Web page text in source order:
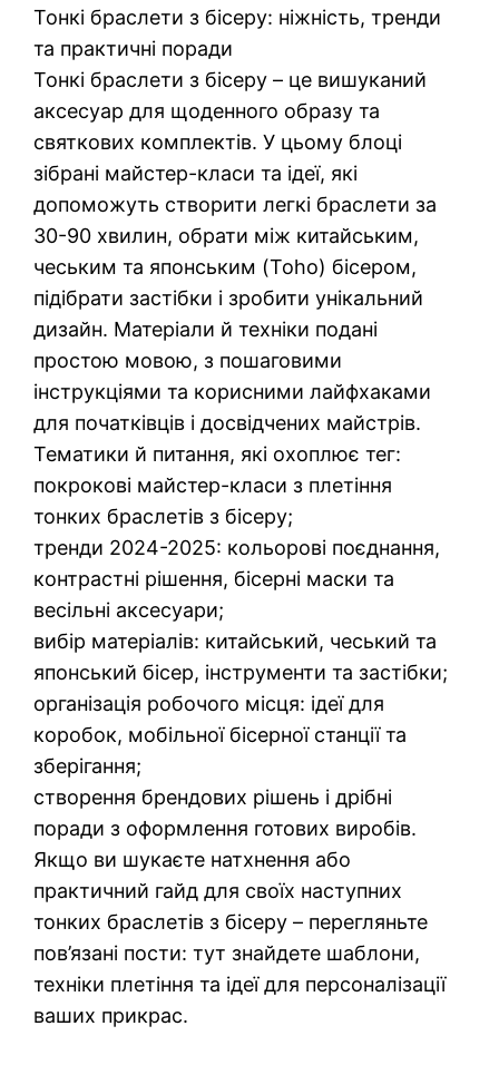
Тонкі браслети з бісеру: ніжність, тренди
та практичні поради
Тонкі браслети з бісеру – це вишуканий
аксесуар для щоденного образу та
святкових комплектів. У цьому блоці
зібрані майстер-класи та ідеї, які
допоможуть створити легкі браслети за
30-90 хвилин, обрати між китайським,
чеським та японським (Toho) бісером,
підібрати застібки і зробити унікальний
дизайн. Матеріали й техніки подані
простою мовою, з пошаговими
інструкціями та корисними лайфхаками
для початківців і досвідчених майстрів.
Тематики й питання, які охоплює тег:
покрокові майстер-класи з плетіння
тонких браслетів з бісеру;
тренди 2024-2025: кольорові поєднання,
контрастні рішення, бісерні маски та
весільні аксесуари;
вибір матеріалів: китайський, чеський та
японський бісер, інструменти та застібки;
організація робочого місця: ідеї для
коробок, мобільної бісерної станції та
зберігання;
створення брендових рішень і дрібні
поради з оформлення готових виробів.
Якщо ви шукаєте натхнення або
практичний гайд для своїх наступних
тонких браслетів з бісеру – перегляньте
пов’язані пости: тут знайдете шаблони,
техніки плетіння та ідеї для персоналізації
ваших прикрас.